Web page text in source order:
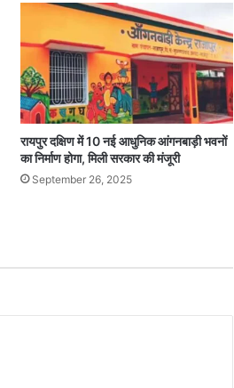
रायपुर दक्षिण में 10 नई आधुनिक आंगनबाड़ी भवनों
का निर्माण होगा, मिली सरकार की मंजूरी
September 26, 2025